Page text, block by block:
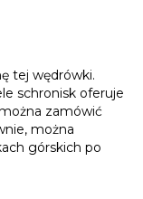
tej wędrówki.
schronisk oferuje
zamówić
można
górskich po